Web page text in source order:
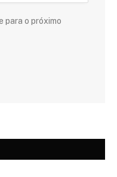
para o próximo